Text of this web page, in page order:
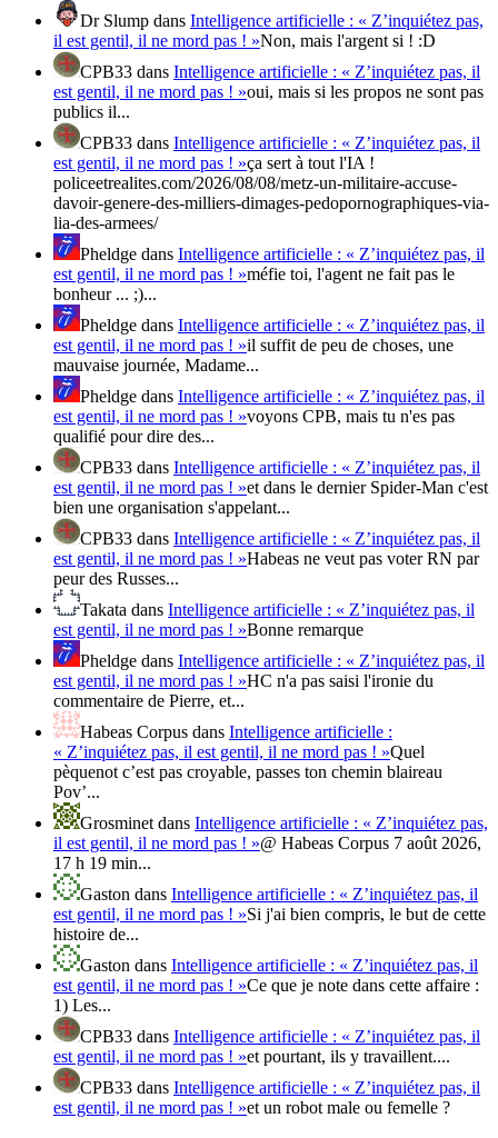
Dr Slump dans Intelligence artificielle : « Z’inquiétez pas,
il est gentil, il ne mord pas ! »Non, mais l'argent si ! :D
CPB33 dans Intelligence artificielle : « Z’inquiétez pas, il
est gentil, il ne mord pas ! »oui, mais si les propos ne sont pas
publics il...
CPB33 dans Intelligence artificielle : « Z’inquiétez pas, il
est gentil, il ne mord pas ! »ça sert à tout l'IA !
policeetrealites.com/2026/08/08/metz-un-militaire-accuse-
davoir-genere-des-milliers-dimages-pedopornographiques-via-
lia-des-armees/
Pheldge dans Intelligence artificielle : « Z’inquiétez pas, il
est gentil, il ne mord pas ! »méfie toi, l'agent ne fait pas le
bonheur ... ;)...
Pheldge dans Intelligence artificielle : « Z’inquiétez pas, il
est gentil, il ne mord pas ! »il suffit de peu de choses, une
mauvaise journée, Madame...
Pheldge dans Intelligence artificielle : « Z’inquiétez pas, il
est gentil, il ne mord pas ! »voyons CPB, mais tu n'es pas
qualifié pour dire des...
CPB33 dans Intelligence artificielle : « Z’inquiétez pas, il
est gentil, il ne mord pas ! »et dans le dernier Spider-Man c'est
bien une organisation s'appelant...
CPB33 dans Intelligence artificielle : « Z’inquiétez pas, il
est gentil, il ne mord pas ! »Habeas ne veut pas voter RN par
peur des Russes...
Takata dans Intelligence artificielle : « Z’inquiétez pas, il
est gentil, il ne mord pas ! »Bonne remarque
Pheldge dans Intelligence artificielle : « Z’inquiétez pas, il
est gentil, il ne mord pas ! »HC n'a pas saisi l'ironie du
commentaire de Pierre, et...
Habeas Corpus dans Intelligence artificielle :
« Z’inquiétez pas, il est gentil, il ne mord pas ! »Quel
pèquenot c’est pas croyable, passes ton chemin blaireau
Pov’...
Grosminet dans Intelligence artificielle : « Z’inquiétez pas,
il est gentil, il ne mord pas ! »@ Habeas Corpus 7 août 2026,
17 h 19 min...
Gaston dans Intelligence artificielle : « Z’inquiétez pas, il
est gentil, il ne mord pas ! »Si j'ai bien compris, le but de cette
histoire de...
Gaston dans Intelligence artificielle : « Z’inquiétez pas, il
est gentil, il ne mord pas ! »Ce que je note dans cette affaire :
1) Les...
CPB33 dans Intelligence artificielle : « Z’inquiétez pas, il
est gentil, il ne mord pas ! »et pourtant, ils y travaillent....
CPB33 dans Intelligence artificielle : « Z’inquiétez pas, il
est gentil, il ne mord pas ! »et un robot male ou femelle ?